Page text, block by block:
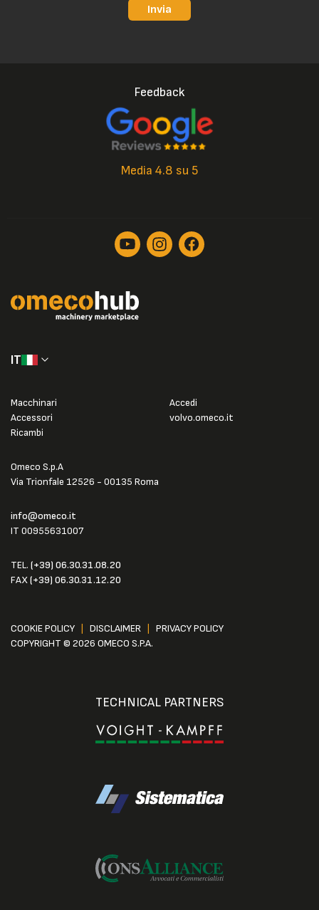
Invia
Feedback
Media 4.8 su 5
IT
Omeco S.p.A
Via Trionfale 12526 - 00135 Roma
info@omeco.it
IT 00955631007
TEL. (+39) 06.30.31.08.20
FAX(+39) 06.30.31.12.20
Macchinari
Accessori
Ricambi
Accedi
volvo.omeco.it
COOKIE POLICY DISCLAIMER
PRIVACY POLICY
COPYRIGHT © 2026 OMECO S.P.A.
TECHNICAL PARTNERS